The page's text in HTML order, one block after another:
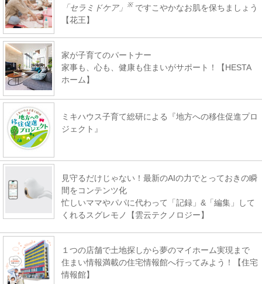
「セラミドケア」
※ ですこやかなお肌を保ちましょう
【花王】
家が子育てのパートナー
家事も、心も、健康も住まいがサポート！【HESTA
ホーム】
ミキハウス子育て総研による『地方への移住促進プロ
ジェクト』
見守るだけじゃない！最新のAIの力でとっておきの瞬
間をコンテンツ化
忙しいママやパパに代わって「記録」&「編集」して
くれるスグレモノ【雲云テクノロジー】
１つの店舗で土地探しから夢のマイホーム実現まで
住まい情報満載の住宅情報館へ行ってみよう！【住宅
情報館】